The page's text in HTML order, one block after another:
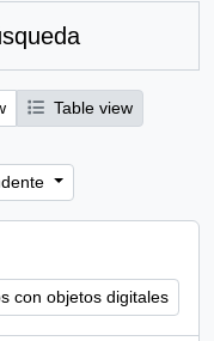
Table view
con objetos digitales